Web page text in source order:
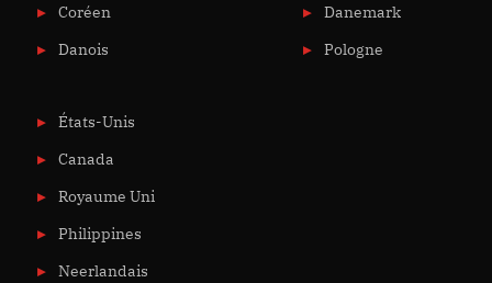
Coréen
Danois
Danemark
Pologne
États-Unis
Canada
Royaume Uni
Philippines
Neerlandais